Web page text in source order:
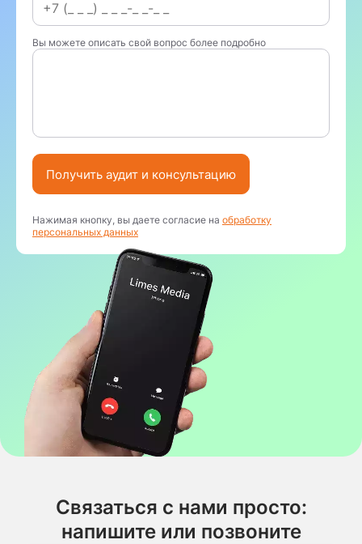
Вы можете описать свой вопрос более подробно
Получить аудит и консультацию
Нажимая кнопку, вы даете согласие на обработку
персональных данных
Связаться с нами просто:
напишите или позвоните